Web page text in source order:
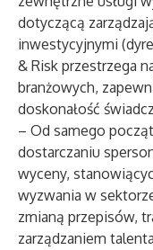
dotyczącą
inwestycyjnymi
& Risk przestrzega
branżowych,
doskonałość
– Od samego
dostarczaniu
wyceny,
wyzwania w
zmianą przepisów,
zarządzaniem